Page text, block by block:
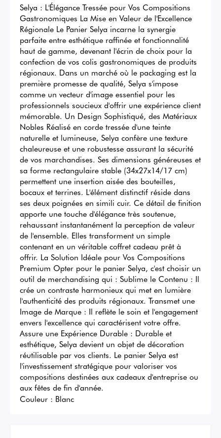
Selya : L'Élégance Tressée pour Vos Compositions
Gastronomiques La Mise en Valeur de l'Excellence
Régionale Le Panier Selya incarne la synergie
parfaite entre esthétique raffinée et fonctionnalité
haut de gamme, devenant l'écrin de choix pour la
confection de vos colis gastronomiques de produits
régionaux. Dans un marché où le packaging est la
première promesse de qualité, Selya s'impose
comme un vecteur d'image essentiel pour les
professionnels soucieux d'offrir une expérience client
mémorable. Un Design Sophistiqué, des Matériaux
Nobles Réalisé en corde tressée d'une teinte
naturelle et lumineuse, Selya confère une texture
chaleureuse et une robustesse assurant la sécurité
de vos marchandises. Ses dimensions généreuses et
sa forme rectangulaire stable (34x27x14/17 cm)
permettent une insertion aisée des bouteilles,
bocaux et terrines. L'élément distinctif réside dans
ses deux poignées en simili cuir. Ce détail de finition
apporte une touche d'élégance très soutenue,
rehaussant instantanément la perception de valeur
de l'ensemble. Elles transforment un simple
contenant en un véritable coffret cadeau prêt à
offrir. La Solution Idéale pour Vos Compositions
Premium Opter pour le panier Selya, c'est choisir un
outil de merchandising qui : Sublime le Contenu : Il
crée un contraste harmonieux qui met en lumière
l'authenticité des produits régionaux. Transmet une
Image de Marque : Il reflète le soin et l'engagement
envers l'excellence qui caractérisent votre offre.
Assure une Expérience Durable : Durable et
esthétique, Selya devient un objet de décoration
réutilisable par vos clients. Le panier Selya est
l'investissement stratégique pour valoriser vos
compositions destinées aux cadeaux d'entreprise ou
aux fêtes de fin d'année.
Couleur : Blanc